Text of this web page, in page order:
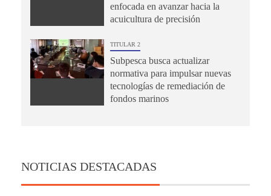
enfocada en avanzar hacia la
acuicultura de precisión
TITULAR 2
Subpesca busca actualizar
normativa para impulsar nuevas
tecnologías de remediación de
fondos marinos
NOTICIAS DESTACADAS